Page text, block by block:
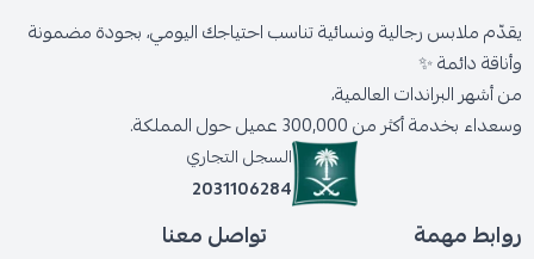
يقدّم ملابس رجالية ونسائية تناسب احتياجك اليومي، بجودة مضمونة
وأناقة دائمة ✨
من أشهر البراندات العالمية،
وسعداء بخدمة أكثر من 300,000 عميل حول المملكة.
السجل التجاري
2031106284
روابط مهمة تواصل معنا